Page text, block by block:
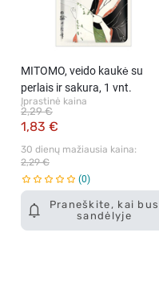
Praneškite, kai bus
sandėlyje
MITOMO, veido kaukė su
perlais ir sakura, 1 vnt.
Įprastinė kaina
1,83 €
2,29 €
30 dienų mažiausia kaina:
2,29 €
0